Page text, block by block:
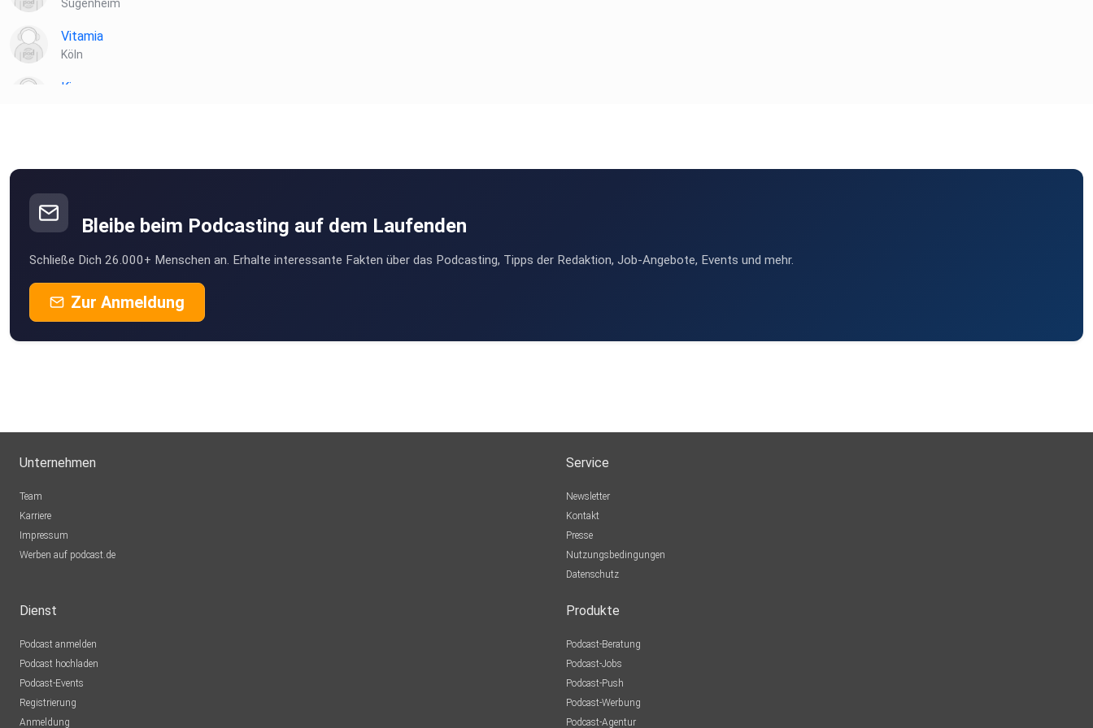
Sugenheim
Vitamia
Köln
Kiannn
podipath
Nettihoert
Bleibe beim Podcasting auf dem Laufenden
Schließe Dich 26.000+ Menschen an. Erhalte interessante Fakten über das Podcasting, Tipps der Redaktion, Job-Angebote, Events und mehr.
Zur Anmeldung
Unternehmen
Team
Karriere
Impressum
Werben auf podcast.de
Service
Newsletter
Kontakt
Presse
Nutzungsbedingungen
Datenschutz
Dienst
Podcast anmelden
Podcast hochladen
Podcast-Events
Registrierung
Anmeldung
Produkte
Podcast-Beratung
Podcast-Jobs
Podcast-Push
Podcast-Werbung
Podcast-Agentur